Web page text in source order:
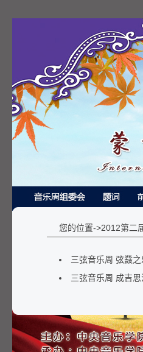
您的位置->2012第二
三弦音乐周 弦鼗之
三弦音乐周 成吉